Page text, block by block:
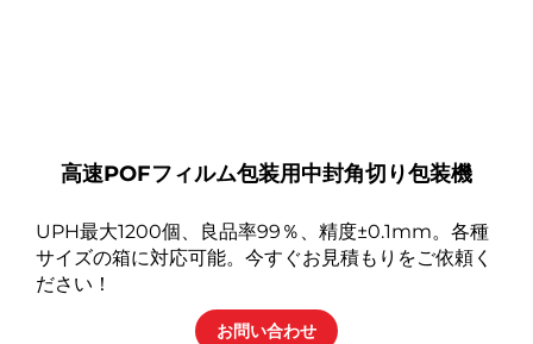
高速POFフィルム包装用中封角切り包装機
UPH最大1200個、良品率99％、精度±0.1mm。各種
サイズの箱に対応可能。今すぐお見積もりをご依頼く
ださい！
お問い合わせ